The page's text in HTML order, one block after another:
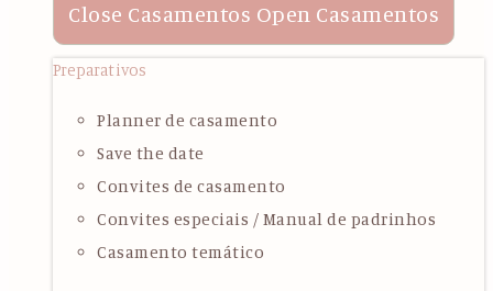
Close Casamentos Open Casamentos
Preparativos
Planner de casamento
Save the date
Convites de casamento
Convites especiais / Manual de padrinhos
Casamento temático